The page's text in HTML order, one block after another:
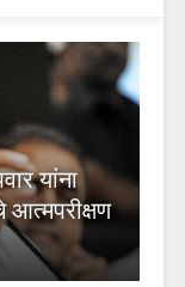
यांना
आत्मपरीक्षण